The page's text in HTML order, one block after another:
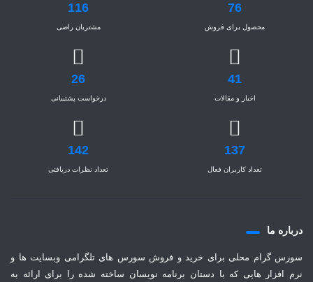
76
محصول برای فروش
116
مشتریان راضی
41
اخبار و مقالات
26
درخواست پشتیبانی
137
تعداد کاربران فعال
142
تعداد نظرات دریافتی
درباره ما
سورس گرام محلی برای خرید و فروش سورس های تلگرامی وبسایت ها و
نرم افزار هایی که با دستان برنامه نویسان ساخته شده را برای ارائه به